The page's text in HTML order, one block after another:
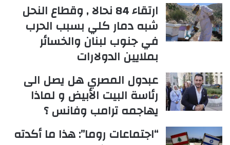
ارتقاء 84 نحالا , وقطاع النحل
شبه دمار كلي بسبب الحرب
في جنوب لبنان والخسائر
بملايين الدولارات
عبدول المصري هل يصل الى
رئاسة البيت الأبيض و لماذا
يهاجمه ترامب وفانس ؟
“اجتماعات روما”: هذا ما أكدته